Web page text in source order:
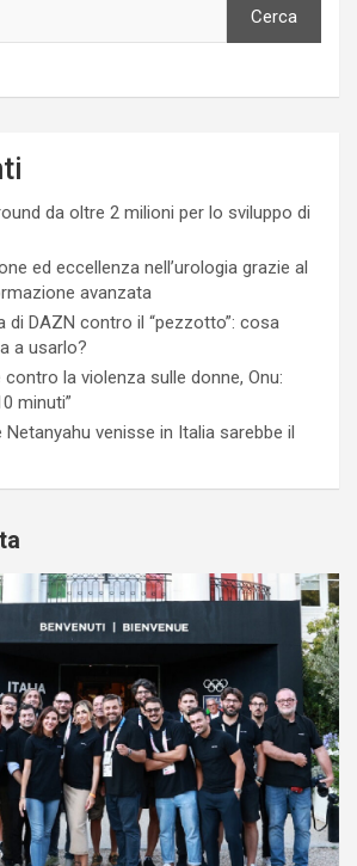
Cerca
da oltre 2 milioni per lo sviluppo di
ed eccellenza nell’urologia grazie al
avanzata
di DAZN contro il “pezzotto”: cosa
a usarlo?
la violenza sulle donne, Onu:
minuti”
Netanyahu venisse in Italia sarebbe il